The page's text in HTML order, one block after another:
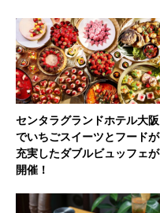
センタラグランドホテル大阪
でいちごスイーツとフードが
充実したダブルビュッフェが
開催！